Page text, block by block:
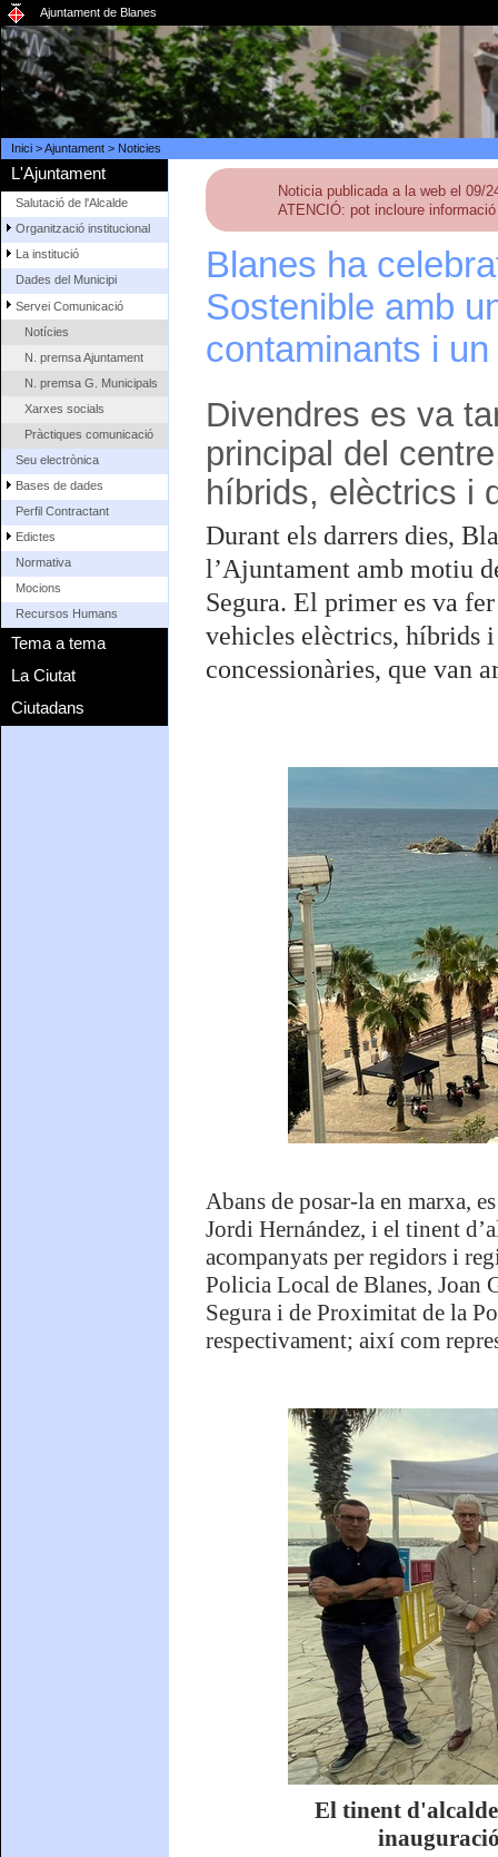
Ajuntament de Blanes
Inici>Ajuntament> Noticies
L'Ajuntament
Salutació de l'Alcalde
Organització institucional
La institució
Dades del Municipi
Servei Comunicació
Notícies
N. premsa Ajuntament
N. premsa G. Municipals
Xarxes socials
Pràctiques comunicació
Seu electrònica
Bases de dades
Perfil Contractant
Edictes
Normativa
Mocions
Recursos Humans
Tema a tema
La Ciutat
Ciutadans
Noticia publicada a la web el 09/
ATENCIÓ: pot incloure
Blanes ha
Sostenible amb
contaminants i
Divendres es va
principal del
híbrids, elèctrics i
Durant els darrers dies,
l’Ajuntament amb motiu
Segura. El primer es va
vehicles elèctrics, híbrids i
concessionàries, que van
Abans de posar-la en marxa,
Jordi Hernández, i el tinent
acompanyats per regidors i
Policia Local de Blanes, Joan
Segura i de Proximitat de la
respectivament; així com
El tinent